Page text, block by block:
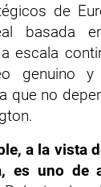
de
basada
escala
genuino
que no
a la vista
es uno de